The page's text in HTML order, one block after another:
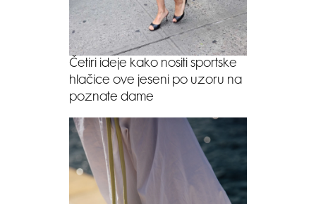
Četiri ideje kako nositi sportske
hlačice ove jeseni po uzoru na
poznate dame